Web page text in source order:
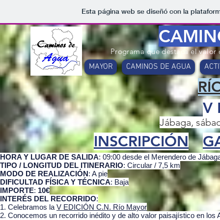
Esta página web se diseñó con la
Programa que destaca el valor
MAYOR CAMINOS DE AGUA
V
Jábaga,
INSCRIPCIÓN
HORA Y LUGAR DE SALIDA: 09:00 desde el Merendero de
TIPO / LONGITUD DEL ITINERARIO: Circular / 7,5 km
MODO DE REALIZACIÓN: A pie
DIFICULTAD FÍSICA Y TÉCNICA: Baja
IMPORTE: 10€
INTERÉS DEL RECORRIDO:
1. Celebramos la V EDICIÓN C.N. Río Mayor
2. Conocemos un recorrido inédito y de alto valor paisajístico en los